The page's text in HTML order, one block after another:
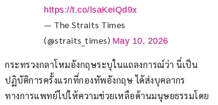
https://t.co/lsaKeiQd9x
— The Straits Times
(@straits_times) May 10, 2026
กระทรวงกลาโหมอังกฤษระบุในแถลงการณ์ว่า นี่เป็น
ปฏิบัติการครั้งแรกที่กองทัพอังกฤษ ได้ส่งบุคลากร
ทางการแพทย์ไปให้ความช่วยเหลือด้านมนุษยธรรมโดย